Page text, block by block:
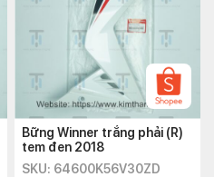
Bững Winner trắng phải (R)
tem đen 2018
SKU: 64600K56V30ZD